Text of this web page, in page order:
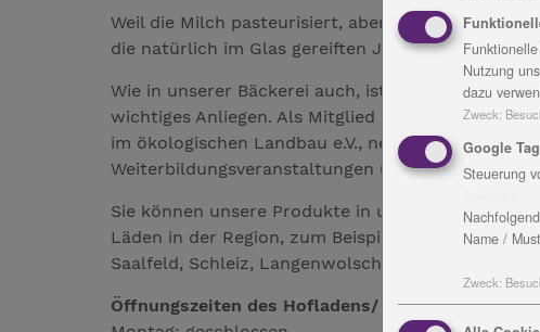
Weil die Milch pasteurisiert, aber nicht
die natürlich im Glas gereiften Joghurtsorten mit
Wie in unserer Bäckerei auch, ist uns die
wichtiges Anliegen. Als Mitglied im Verband für
im ökologischen Landbau e.V., nehmen wir
Weiterbildungsveranstaltungen und
Sie können unsere Produkte in unserem Hofladen
Läden in der Region, zum Beispiel in Bad
Saalfeld, Schleiz, Langenwolschendorf, Erfurt,
Öffnungszeiten des Hofladens/ Christo-Cafés in
Nutzung
dazu
Zweck:
Google
Steuerung
Name /
Zweck: